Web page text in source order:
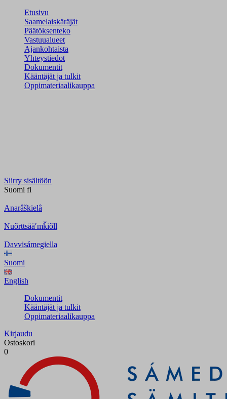
Etusivu
Saamelaiskäräjät
Päätöksenteko
Vastuualueet
Ajankohtaista
Yhteystiedot
Dokumentit
Kääntäjät ja tulkit
Oppimateriaalikauppa
Siirry sisältöön
Suomi fi
Anarâškielâ
Nuõrttsääʹmǩiõll
Davvisámegiella
Suomi
English
Dokumentit
Kääntäjät ja tulkit
Oppimateriaalikauppa
Kirjaudu
Ostoskori
0